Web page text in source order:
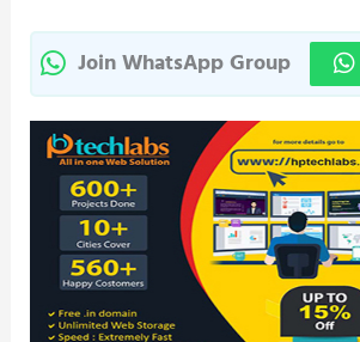
Join WhatsApp Group